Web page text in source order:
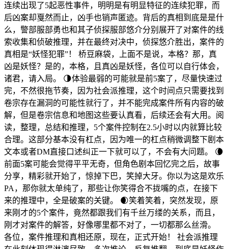
连续出现了5起恶性事件，明明是有明显特征的连续犯罪，而
后凶案却戛然而止，凶手也销声匿迹。背后的真相到底是是什
么，警部服部勇也和其子侦探服部悠介分别展开了对案件的线
索收集和侦破推理，并在最终对决中，侦探悠介胜出，案件的
真相是“妖怪犯罪”！ 桥豆麻袋，上面不是说，本格？那，真
凶是妖怪？是的，本格，且真凶是妖怪，各位可以自行体会，
诸君，请入局。 🌗体验最弱的可能就是前5案了，尽量快速过
完，不然很拖节奏，因为社会派推理，这个时间点只需要找到
卷宗存在漏洞的可能性就行了，并不能完成案件所有内容的破
解，但是卷宗信息和地图这些要认真看，后续还会有大用。阅
读，整理，总结和推理，5个案件控制在2.5小时以内就算比较
合理。这部分基本没有杠点，因为唯一的杠点稍微调整下剧本
文本或者DM直接口述纠正一下就可以了，不会有大问题。 🌘
前面5案可能会觉得平平无奇，但角色剧本回忆完之后，故事
分享，精彩就开始了，惊掉下巴，笑掉大牙。你以为这是欢乐
PA，那你就太单纯了，那些让你笑得合不拢嘴的点，在接下
来的推理中，全是破案的关键。 🌒笑着笑着，突然发现，原
来刚才的5个案件，竟然都跟我们有千丝万缕的关系，而且，
刚才对案件的解答，好像哪里都不对了，一切都那么丝滑。
各位，案件推理和真相还原，现在，正式开始！ 社会派推理